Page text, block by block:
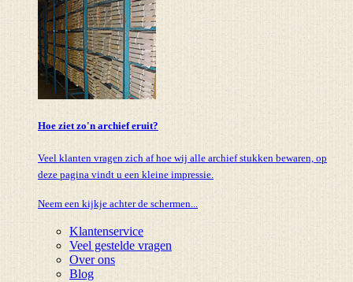
Hoe ziet zo'n archief eruit?
Veel klanten vragen zich af hoe wij alle archief stukken bewaren, op
deze pagina vindt u een kleine impressie.
Neem een kijkje achter de schermen...
Klantenservice
Veel gestelde vragen
Over ons
Blog